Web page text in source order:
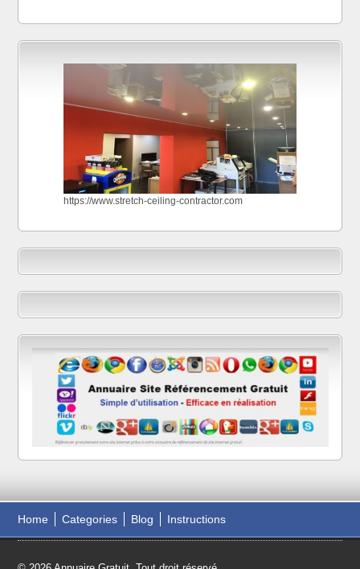
https://www.stretch-ceiling-contractor.com
Home Categories Blog Instructions